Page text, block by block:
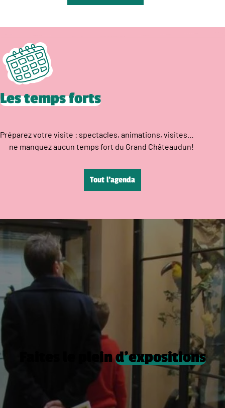
Les temps forts
Préparez votre visite : spectacles, animations, visites…
ne manquez aucun temps fort du Grand Châteaudun!
Tout l’agenda
Faites le pleind’expositions